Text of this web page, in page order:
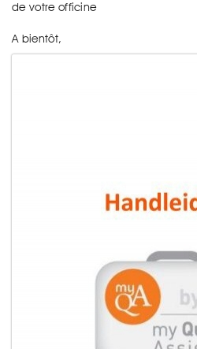
de votre officine
A bientôt,